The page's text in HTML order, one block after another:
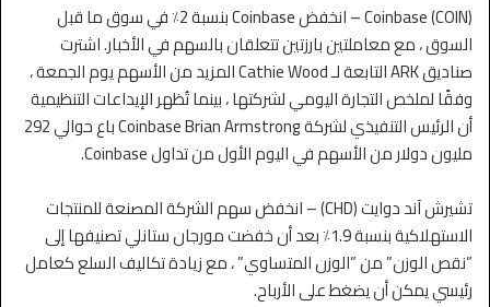
Coinbase (COIN) – انخفض Coinbase بنسبة 2٪ في سوق ما قبل
السوق ، مع معاملتين بارزتين تتعلقان بالسهم في الأخبار. اشترت
صناديق ARK التابعة لـ Cathie Wood المزيد من الأسهم يوم الجمعة ،
وفقًا لملخص التجارة اليومي لشركتها ، بينما تُظهر الإيداعات التنظيمية
أن الرئيس التنفيذي لشركة Coinbase Brian Armstrong باع حوالي 292
مليون دولار من الأسهم في اليوم الأول من تداول Coinbase.
تشيرش آند دوايت (CHD) – انخفض سهم الشركة المصنعة للمنتجات
الاستهلاكية بنسبة 1.9٪ بعد أن خفضت مورجان ستانلي تصنيفها إلى
”نقص الوزن” من ”الوزن المتساوي” ، مع زيادة تكاليف السلع كعامل
رئيسي يمكن أن يضغط على الأرباح.